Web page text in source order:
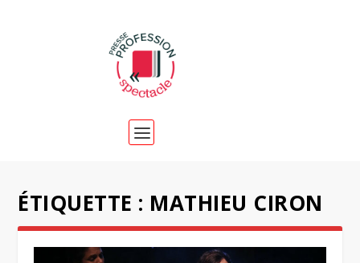
ÉTIQUETTE : MATHIEU CIRON